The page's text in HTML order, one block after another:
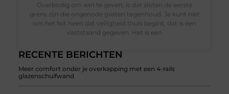
RECENTE BERICHTEN
Meer comfort onder je overkapping met een 4-rails
glazenschuifwand
Overbodig om aan te geven, is dat sloten de eerste
grens zijn die ongenode gasten tegenhoud. Je kunt niet
om het feit heen dat veiligheid thuis begint, dat is een
vaststaand gegeven. Het is een